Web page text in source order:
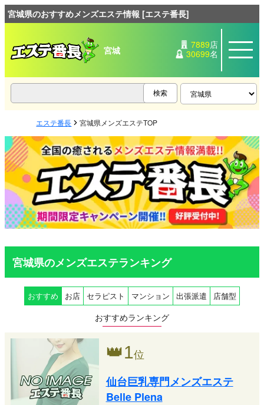
宮城県のおすすめメンズエステ情報 [エステ番長]
宮城 7889店
30699名
エステ番長 宮城県メンズエステTOP
宮城県のメンズエステランキング
おすすめ お店 セラピスト マンション 出張派遣 店舗型
おすすめランキング
👑1位
仙台巨乳専門メンズエステ
Belle Plena